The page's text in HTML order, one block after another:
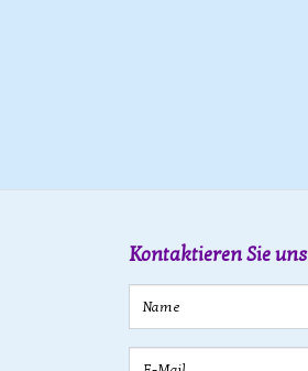
Kontaktieren Sie uns